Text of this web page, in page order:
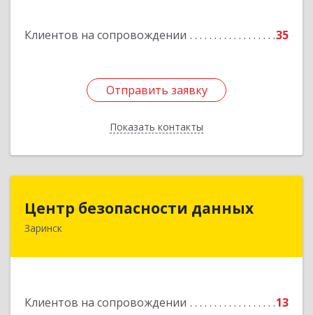
Клиентов на сопровождении 35
Отправить заявку
Показать контакты
Отправить заявку
Назад
Центр безопасности данных
Заринск
Клиентов на сопровождении 13
Центр безопасности данных
659100, Алтайский край, Заринск г, Таратынова